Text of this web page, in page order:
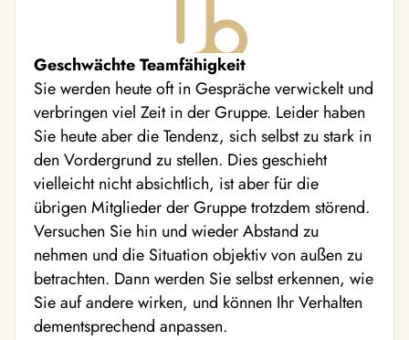
Geschwächte Teamfähigkeit
Sie werden heute oft in Gespräche verwickelt und
verbringen viel Zeit in der Gruppe. Leider haben
Sie heute aber die Tendenz, sich selbst zu stark in
den Vordergrund zu stellen. Dies geschieht
vielleicht nicht absichtlich, ist aber für die
übrigen Mitglieder der Gruppe trotzdem störend.
Versuchen Sie hin und wieder Abstand zu
nehmen und die Situation objektiv von außen zu
betrachten. Dann werden Sie selbst erkennen, wie
Sie auf andere wirken, und können Ihr Verhalten
dementsprechend anpassen.